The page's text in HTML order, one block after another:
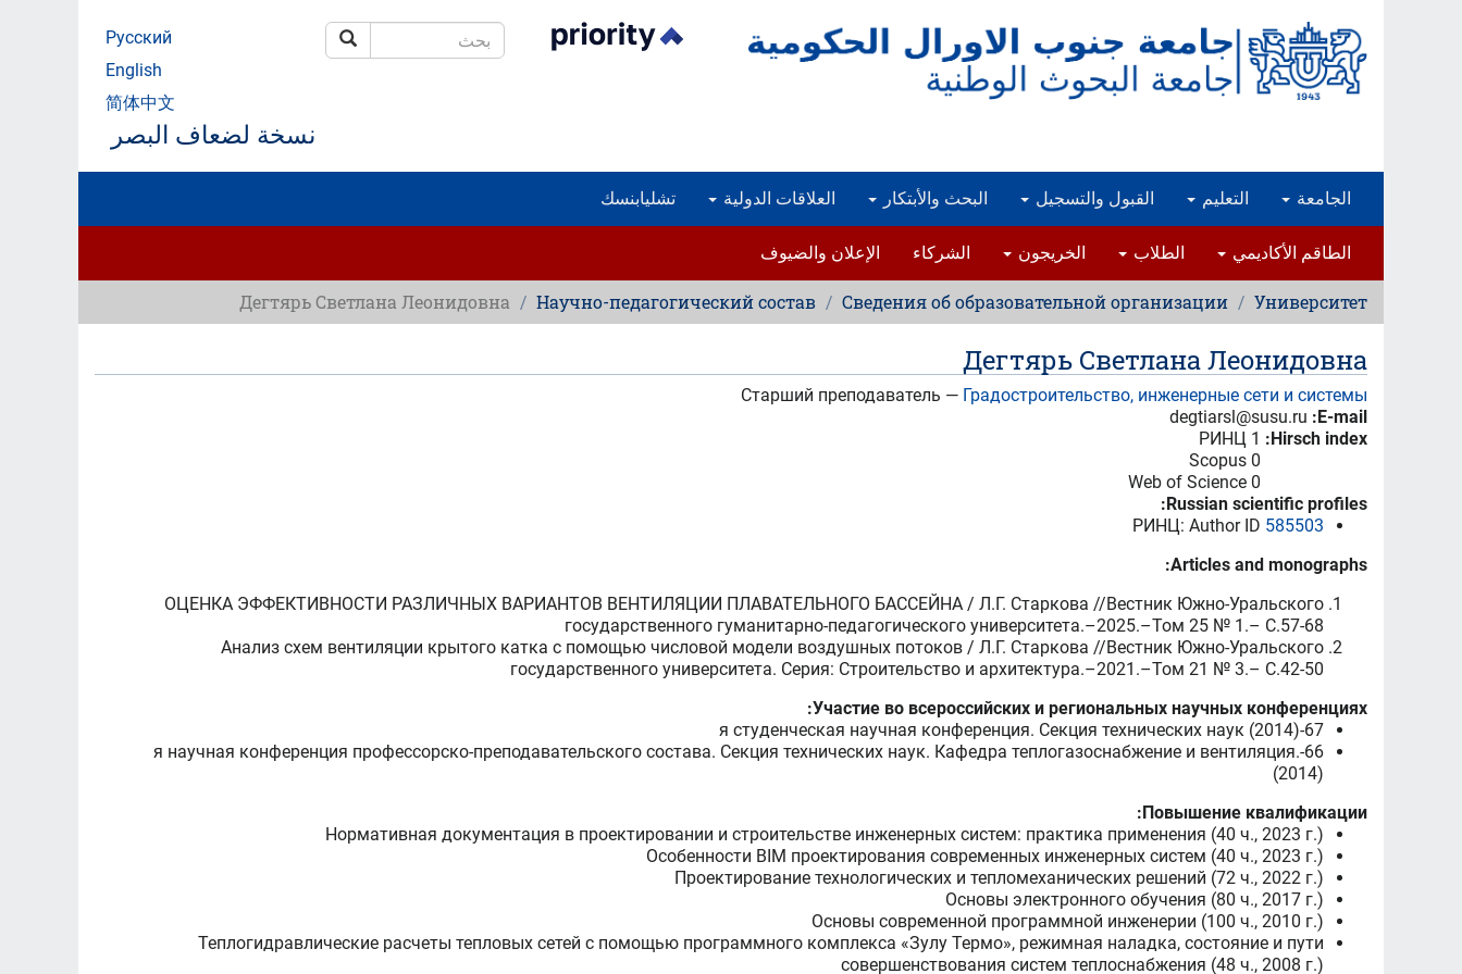
بحث
Русский
English
简体中文
نسخة لضعاف البصر
الجامعة التعليم القبول والتسجيل البحث والأبتكار العلاقات الدولية تشليابنسك
الطاقم الأكاديمي الطلاب الخريجون الشركاء الإعلان والضيوف
Университет
Сведения об образовательной организации
Научно-педагогический состав
Дегтярь Светлана Леонидовна
Дегтярь Светлана Леонидовна
Старший преподаватель — Градостроительство, инженерные сети и системы
E-mail:
degtiarsl@susu.ru
Hirsch index:
РИНЦ 1
Scopus 0
Web of Science 0
Russian scientific profiles:
РИНЦ: Author ID 585503
Articles and monographs:
ОЦЕНКА ЭФФЕКТИВНОСТИ РАЗЛИЧНЫХ ВАРИАНТОВ ВЕНТИЛЯЦИИ ПЛАВАТЕЛЬНОГО БАССЕЙНА / Л.Г. Старкова //Вестник Южно-Уральского
государственного гуманитарно-педагогического университета.–2025.–Том 25 № 1.– C.57-68
Анализ схем вентиляции крытого катка с помощью числовой модели воздушных потоков / Л.Г. Старкова //Вестник Южно-Уральского
государственного университета. Серия: Строительство и архитектура.–2021.–Том 21 № 3.– C.42-50
Участие во всероссийских и региональных научных конференциях:
67-я студенческая научная конференция. Секция технических наук (2014)
66-я научная конференция профессорско-преподавательского состава. Секция технических наук. Кафедра теплогазоснабжение и вентиляция.
(2014)
Повышение квалификации:
Нормативная документация в проектировании и строительстве инженерных систем: практика применения (40 ч., 2023 г.)
Особенности BIM проектирования современных инженерных систем (40 ч., 2023 г.)
Проектирование технологических и тепломеханических решений (72 ч., 2022 г.)
Основы электронного обучения (80 ч., 2017 г.)
Основы современной программной инженерии (100 ч., 2010 г.)
Теплогидравлические расчеты тепловых сетей с помощью программного комплекса «Зулу Термо», режимная наладка, состояние и пути
совершенствования систем теплоснабжения (48 ч., 2008 г.)